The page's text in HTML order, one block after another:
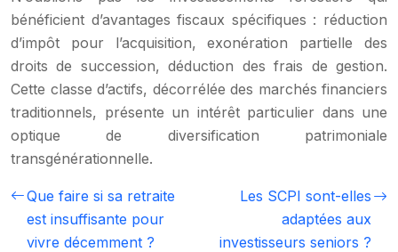
bénéficient d’avantages fiscaux spécifiques : réduction
d’impôt pour l’acquisition, exonération partielle des
droits de succession, déduction des frais de gestion.
Cette classe d’actifs, décorrélée des marchés financiers
traditionnels, présente un intérêt particulier dans une
optique de diversification patrimoniale
transgénérationnelle.
Que faire si sa retraite
est insuffisante pour
vivre décemment ?
Les SCPI sont-elles
adaptées aux
investisseurs seniors ?